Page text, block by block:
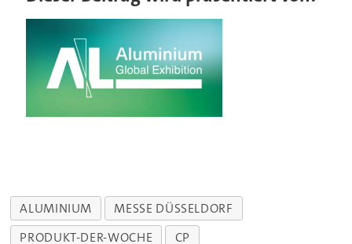
ALUMINIUM
MESSE DÜSSELDORF
PRODUKT-DER-WOCHE
CP